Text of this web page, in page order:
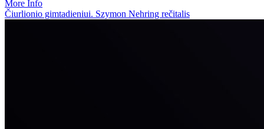
More Info
Čiurlionio gimtadieniui. Szymon Nehring rečitalis